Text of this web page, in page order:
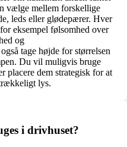
vælge mellem forskellige
leds eller glødepærer. Hver
eksempel følsomhed over
og
tage højde for størrelsen
Du vil muligvis bruge
placere dem strategisk for at
lys.
i drivhuset?